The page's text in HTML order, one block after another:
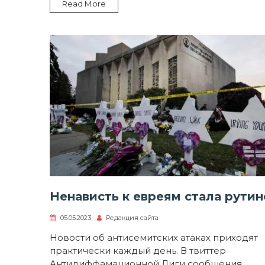
Read More
Ненависть к евреям стала
05.05.2023 Редакция сайта
Новости об антисемитских атаках приходят
практически каждый день. В твиттер